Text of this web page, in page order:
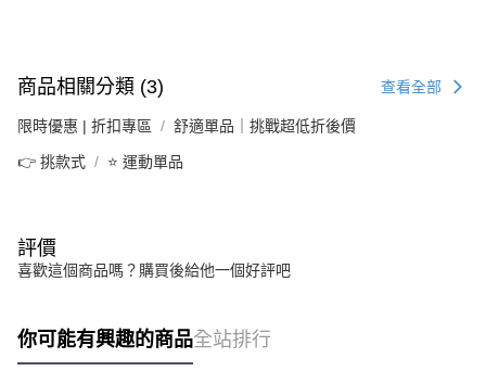
商品相關分類 (3) 查看全部
限時優惠 | 折扣專區 舒適單品｜挑戰超低折後價
👉 挑款式 ⭐ 運動單品
評價
喜歡這個商品嗎？購買後給他一個好評吧
你可能有興趣的商品全站排行